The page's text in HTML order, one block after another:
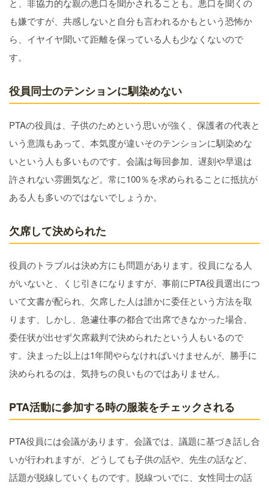
と、非協力的な親の悪口を聞かされることも。悪口を聞くの
も嫌ですが、共感しないと自分も言われるかもという恐怖か
ら、イヤイヤ聞いて距離を保っている人も少なくないので
す。
役員同士のテンションに馴染めない
PTAの役員は、子供のためという思いが強く、保護者の代表と
いう意識もあって、本気度が違いそのテンションに馴染めな
いという人も多いものです。会議は毎回参加、遅刻や早退は
許されない雰囲気など。常に100％を求められることに抵抗が
ある人も多いのではないでしょうか。
欠席して決められた
役員のトラブルは決め方にも問題があります。役員になる人
がいないと、くじ引きになりますが、事前にPTA役員選出につ
いて文書が配られ、欠席した人は誰かに委任という方法を取
ります、しかし、急遽仕事の都合で出席できなかった場合、
委任状が出せず欠席裁判で決められたという人もいるので
す。決まった以上は1年間やらなければいけませんが、勝手に
決められるのは、気持ちの良いものではありません。
PTA活動に参加する時の服装をチェックされる
PTA役員には会議があります。会議では、議題に基づき話し合
いが行われますが、どうしても子供の話や、先生の話など、
話題が脱線していくものです。脱線ついでに、女性同士の話